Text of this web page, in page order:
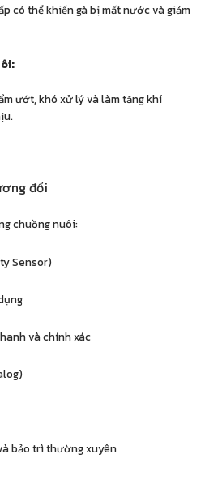
có thể khiến gà bị mất nước và giảm
ướt, khó xử lý và làm tăng khí
đối
chuồng nuôi:
Sensor)
và chính xác
bảo trì thường xuyên